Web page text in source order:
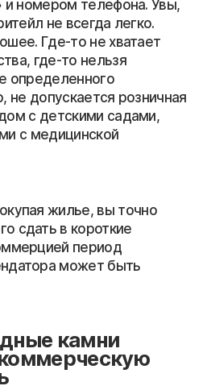
и номером телефона. Увы,
не всегда легко.
Где-то не хватает
где-то нельзя
определенного
не допускается розничная
с детскими садами,
с медицинской
жилье, вы точно
сдать в короткие
период
может быть
камни